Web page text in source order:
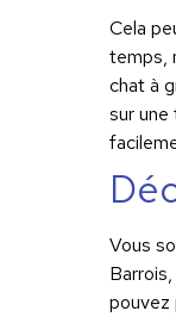
Cela
temps,
chat à
sur une
Vous
pouvez